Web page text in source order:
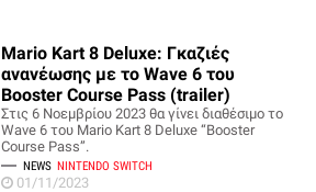
Mario Kart 8 Deluxe: Γκαζιές
ανανέωσης με το Wave 6 του
Booster Course Pass (trailer)
Στις 6 Νοεμβρίου 2023 θα γίνει διαθέσιμο το
Wave 6 του Mario Kart 8 Deluxe “Booster
Course Pass”.
NEWS NINTENDO SWITCH
01/11/2023